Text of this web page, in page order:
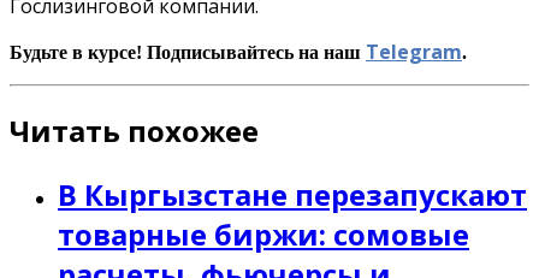
Гослизинговой компании.
Будьте в курсе! Подписывайтесь на наш Telegram.
Читать похожее
В Кыргызстане перезапускают
товарные биржи: сомовые